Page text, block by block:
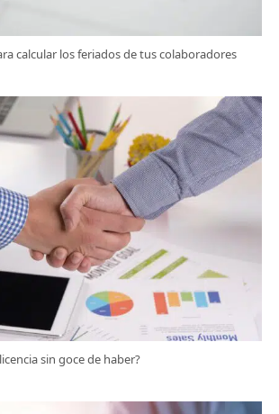
calcular los feriados de tus colaboradores
sin goce de haber?